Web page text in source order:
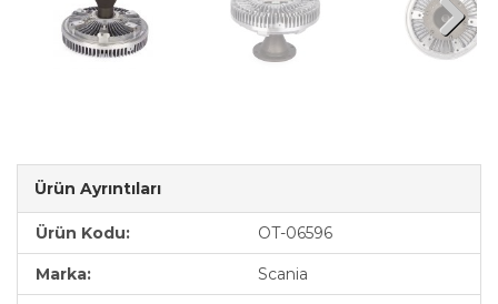
Ürün Ayrıntıları
Ürün Kodu: OT-06596
Marka: Scania